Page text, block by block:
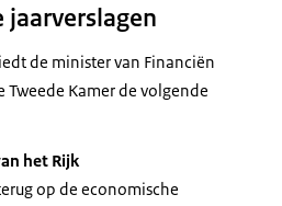
jaarverslagen
de minister van Financiën
Kamer de volgende
het Rijk
op de economische